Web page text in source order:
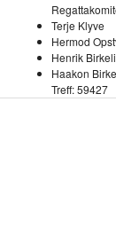
Terje Klyve
Hermod
Henrik Birkeli
Haakon
Treff: 59427